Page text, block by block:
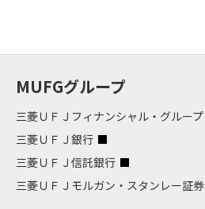
MUFGグループ
三菱ＵＦＪフィナンシャル・グループ
三菱ＵＦＪ銀行
三菱ＵＦＪ信託銀行
三菱ＵＦＪモルガン・スタンレー証券